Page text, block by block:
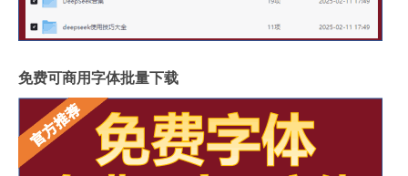
免费可商用字体批量下载